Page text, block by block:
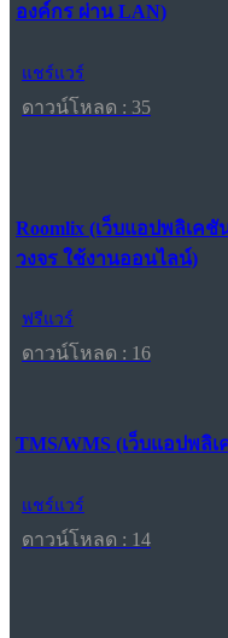
องค์กร ผ่าน LAN)
แชร์แวร์
ดาวน์โหลด : 35
Roomlix (เว็บแอปพลิเค
วงจร ใช้งานออนไลน์)
ฟรีแวร์
ดาวน์โหลด : 16
TMS/WMS (เว็บแอปพลิ
แชร์แวร์
ดาวน์โหลด : 14